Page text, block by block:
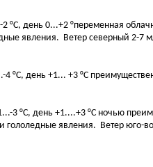
2 °С, день 0...+2 °переменная
явления. Ветер северный 2-7
4 °С, день +1... +3 °С
3 °С, день +1....+3 °С ночью
гололедные явления. Ветер юго-